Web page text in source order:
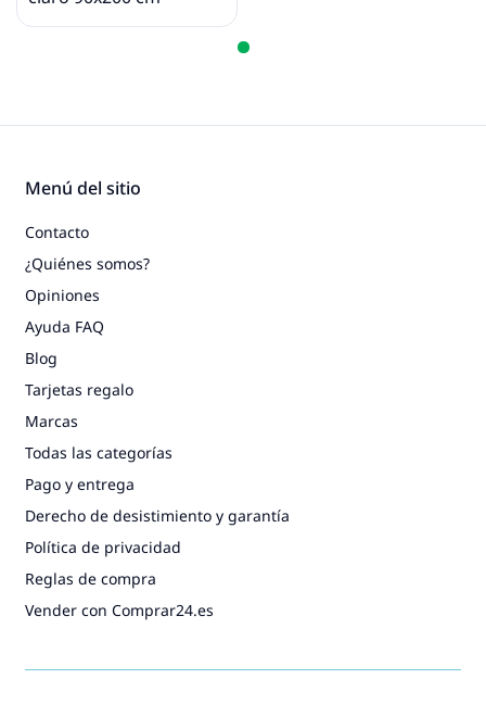
Menú del sitio
Contacto
¿Quiénes somos?
Opiniones
Ayuda FAQ
Blog
Tarjetas regalo
Marcas
Todas las categorías
Pago y entrega
Derecho de desistimiento y garantía
Política de privacidad
Reglas de compra
Vender con Comprar24.es